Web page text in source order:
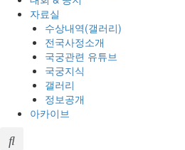
자료실
수상내역(갤러리)
전국사정소개
국궁관련 유튜브
국궁지식
갤러리
정보공개
아카이브